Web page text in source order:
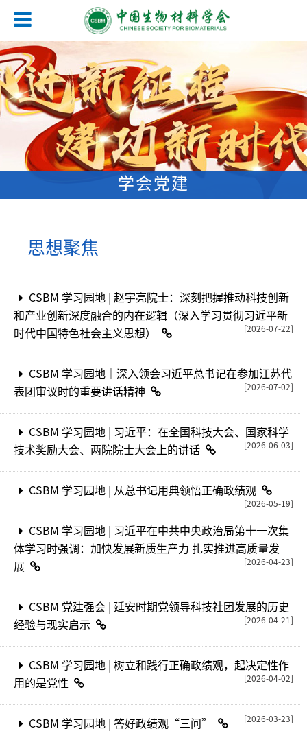
学会党建
思想聚焦
CSBM 学习园地 | 赵宇亮院士：深刻把握推动科技创新
和产业创新深度融合的内在逻辑（深入学习贯彻习近平新
时代中国特色社会主义思想）
[2026-07-22]
CSBM 学习园地｜深入领会习近平总书记在参加江苏代
表团审议时的重要讲话精神
[2026-07-02]
CSBM 学习园地 | 习近平：在全国科技大会、国家科学
技术奖励大会、两院院士大会上的讲话
[2026-06-03]
CSBM 学习园地 | 从总书记用典领悟正确政绩观
[2026-05-19]
CSBM 学习园地 | 习近平在中共中央政治局第十一次集
体学习时强调：加快发展新质生产力 扎实推进高质量发
展
[2026-04-23]
CSBM 党建强会 | 延安时期党领导科技社团发展的历史
经验与现实启示
[2026-04-21]
CSBM 学习园地 | 树立和践行正确政绩观，起决定性作
用的是党性
[2026-04-02]
CSBM 学习园地 | 答好政绩观“三问” [2026-03-23]